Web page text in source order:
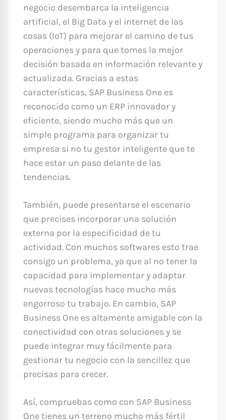
negocio desembarca la inteligencia
artificial, el Big Data y el internet de las
cosas (IoT) para mejorar el camino de tus
operaciones y para que tomes la mejor
decisión basada en información relevante y
actualizada. Gracias a estas
características, SAP Business One es
reconocido como un ERP innovador y
eficiente, siendo mucho más que un
simple programa para organizar tu
empresa si no tu gestor inteligente que te
hace estar un paso delante de las
tendencias.
También, puede presentarse el escenario
que precises incorporar una solución
externa por la especificidad de tu
actividad. Con muchos softwares esto trae
consigo un problema, ya que al no tener la
capacidad para implementar y adaptar
nuevas tecnologías hace mucho más
engorroso tu trabajo. En cambio, SAP
Business One es altamente amigable con la
conectividad con otras soluciones y se
puede integrar muy fácilmente para
gestionar tu negocio con la sencillez que
precisas para crecer.
Así, compruebas como con SAP Business
One tienes un terreno mucho más fértil